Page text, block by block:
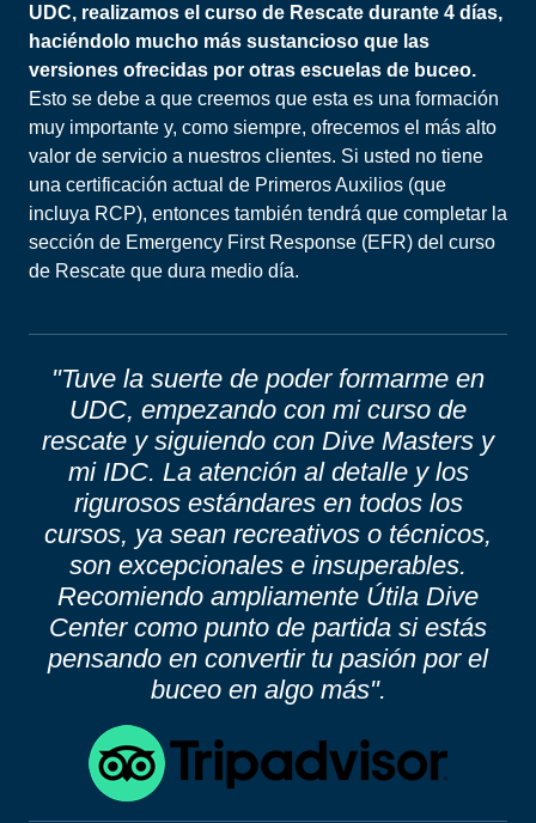
UDC, realizamos el curso de Rescate durante 4 días,
haciéndolo mucho más sustancioso que las
versiones ofrecidas por otras escuelas de buceo.
Esto se debe a que creemos que esta es una formación
muy importante y, como siempre, ofrecemos el más alto
valor de servicio a nuestros clientes. Si usted no tiene
una certificación actual de Primeros Auxilios (que
incluya RCP), entonces también tendrá que completar la
sección de Emergency First Response (EFR) del curso
de Rescate que dura medio día.
"Tuve la suerte de poder formarme en
UDC, empezando con mi curso de
rescate y siguiendo con Dive Masters y
mi IDC. La atención al detalle y los
rigurosos estándares en todos los
cursos, ya sean recreativos o técnicos,
son excepcionales e insuperables.
Recomiendo ampliamente Útila Dive
Center como punto de partida si estás
pensando en convertir tu pasión por el
buceo en algo más".